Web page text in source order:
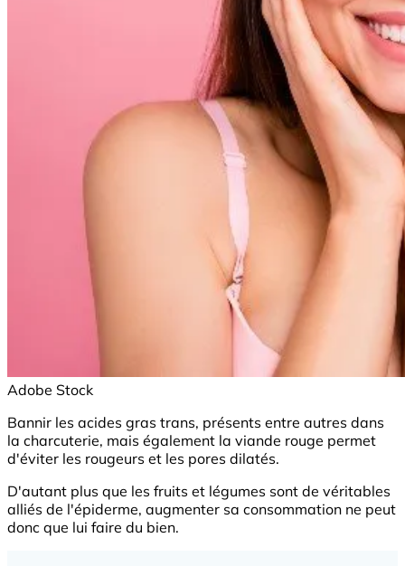
Adobe Stock
Bannir les acides gras trans, présents entre autres dans
la charcuterie, mais également la viande rouge permet
d'éviter les rougeurs et les pores dilatés.
D'autant plus que les fruits et légumes sont de véritables
alliés de l'épiderme, augmenter sa consommation ne peut
donc que lui faire du bien.